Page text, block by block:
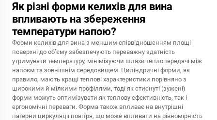
Як різні форми келихів для вина
впливають на збереження
температури напою?
Форми келихів для вина з меншим співвідношенням площі
поверхні до об’єму забезпечують переважну здатність
утримувати температуру, мінімізуючи шляхи теплопередачі між
напоєм та зовнішнім середовищем. Циліндричні форми, як
правило, мають кращі теплові характеристики порівняно з
широкими й мілкими профілями, тоді як стиснуті (зужені)
форми можуть оптимізувати як теплову ефективність, так і
ергономічні переваги. Форма також впливає на внутрішні
патерни циркуляції повітря, що може впливати на рівномірність